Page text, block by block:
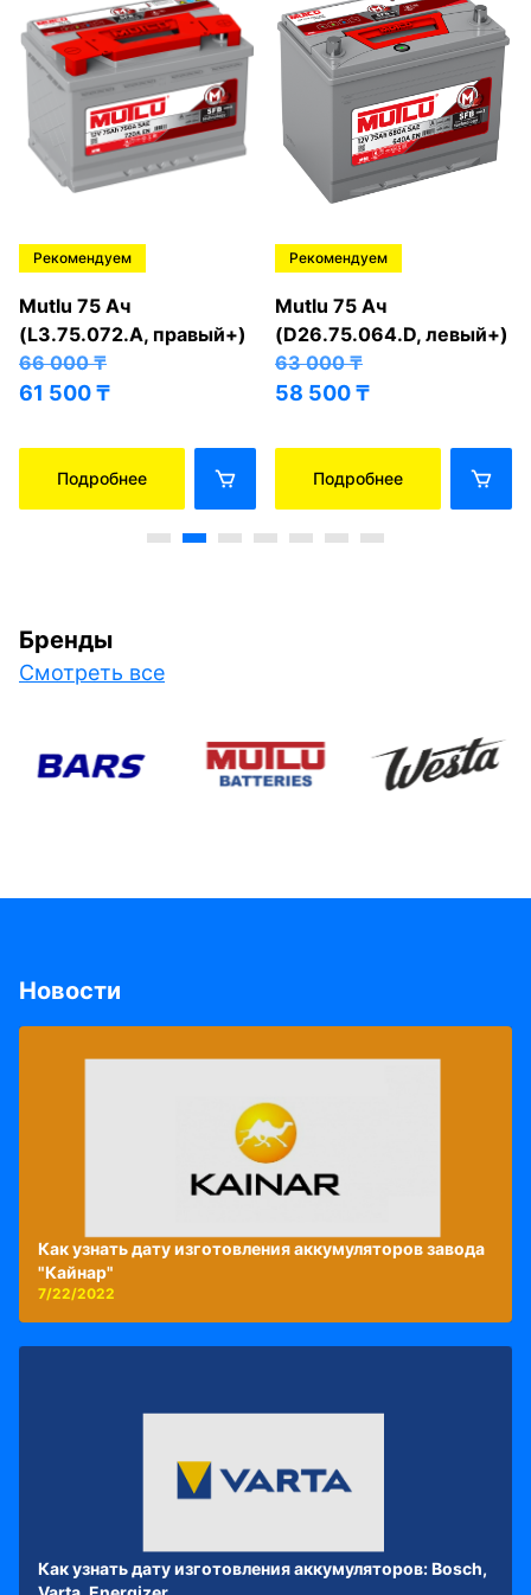
Рекомендуем
Mutlu 75 Ач
(L3.75.072.A, правый+)
66 000₸
61 500₸
Подробнее
Рекомендуем
Mutlu 75 Ач
(D26.75.064.D, левый+)
63 000₸
58 500₸
Подробнее
Бренды
Смотреть все
Новости
Как узнать дату изготовления аккумуляторов завода
"Кайнар"
7/22/2022
Как узнать дату изготовления аккумуляторов: Bosch,